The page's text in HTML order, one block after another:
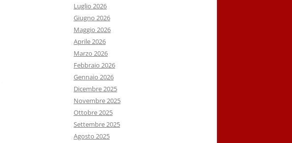
Luglio 2026
Giugno 2026
Maggio 2026
Aprile 2026
Marzo 2026
Febbraio 2026
Gennaio 2026
Dicembre 2025
Novembre 2025
Ottobre 2025
Settembre 2025
Agosto 2025